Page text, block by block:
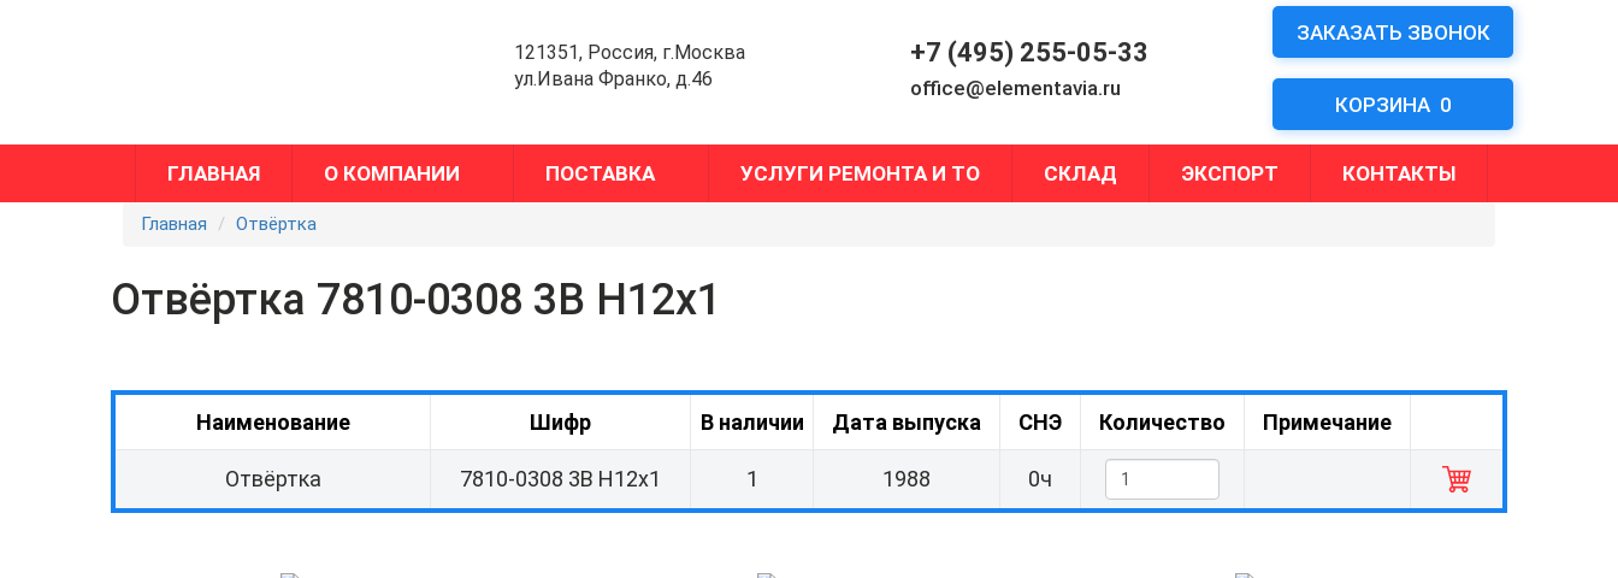
121351, Россия, г.Москва
ул.Ивана Франко, д.46
+7 (495) 255-05-33
office@elementavia.ru
ЗАКАЗАТЬ ЗВОНОК
КОРЗИНА 0
ГЛАВНАЯ О КОМПАНИИ ПОСТАВКА УСЛУГИ РЕМОНТА И ТО СКЛАД ЭКСПОРТ КОНТАКТЫ
Главная Отвёртка
Отвёртка 7810-0308 3В Н12х1
Наименование Шифр В наличии Дата выпуска СНЭ Количество Примечание
Отвёртка 7810-0308 3В Н12х1 1 1988 0ч